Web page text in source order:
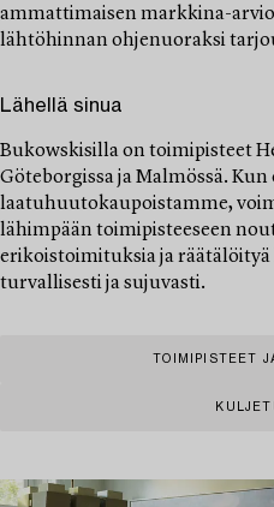
ammattimaisen markkina-
lähtöhinnan ohjenuoraksi
Lähellä sinua
Bukowskisilla on toimipisteet
Göteborgissa ja Malmössä. Kun
laatuhuutokaupoistamme,
lähimpään toimipisteeseen
erikoistoimituksia ja
turvallisesti ja sujuvasti.
TOIMIPISTEET